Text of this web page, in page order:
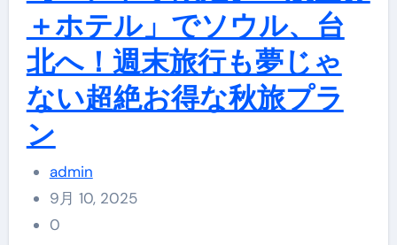
＋ホテル」でソウル、台
北へ！週末旅行も夢じゃ
ない超絶お得な秋旅プラ
ン
admin
9月 10, 2025
0